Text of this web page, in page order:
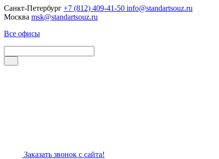
Санкт-Петербург +7 (812) 409-41-50 info@standartsouz.ru
Москва msk@standartsouz.ru
Все офисы
Заказать звонок с сайта!